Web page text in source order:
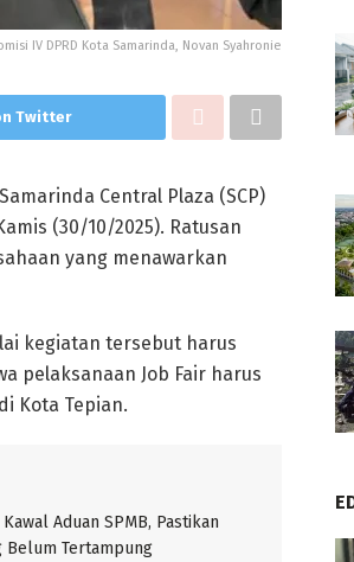
IV DPRD Kota Samarinda, Novan Syahronie
Twitter
Central Plaza (SCP)
(30/10/2025). Ratusan
yang menawarkan
kegiatan tersebut harus
pelaksanaan Job Fair harus
Kota Tepian.
Aduan SPMB, Pastikan
Belum Tertampung